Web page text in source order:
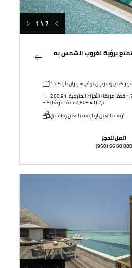
1 \ 7
برؤية لغروب الشمس به
كينج وسريران توأم, سريران بأريكة
الأجزاء الداخلية: 165 م2 (1,776 قدمًا مربعًا) الأجزاء الخارجية: 260.91
م2 (2,808.41 قدمًا مربعًا)
أربعة بالغين أو أربعة بالغين وطفلين
اتصل للحجز
(960) 66 00 888